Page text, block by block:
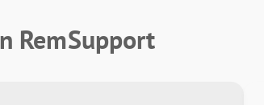
RemSupport